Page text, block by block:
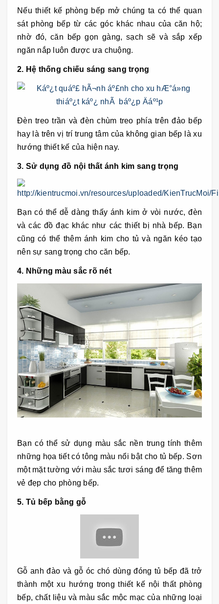
Nếu thiết kế phòng bếp mở chúng ta có thể quan
sát phòng bếp từ các góc khác nhau của căn hộ;
nhờ đó, căn bếp gọn gàng, sạch sẽ và sắp xếp
ngăn nắp luôn được ưa chuộng.
2. Hệ thống chiếu sáng sang trọng
Đèn treo trần và đèn chùm treo phía trên đảo bếp
hay là trên vị trí trung tâm của không gian bếp là xu
hướng thiết kế của hiện nay.
3. Sử dụng đồ nội thất ánh kim sang trọng
Bạn có thể dễ dàng thấy ánh kim ở vòi nước, đèn
và các đồ đạc khác như các thiết bị nhà bếp. Bạn
cũng có thể thêm ánh kim cho tủ và ngăn kéo tạo
nên sự sang trọng cho căn bếp.
4. Những màu sắc rõ nét
Bạn có thể sử dụng màu sắc nền trung tính thêm
những họa tiết có tông màu nổi bật cho tủ bếp. Sơn
một mặt tường với màu sắc tươi sáng để tăng thêm
vẻ đẹp cho phòng bếp.
5. Tủ bếp bằng gỗ
Gỗ anh đào và gỗ óc chó dùng đóng tủ bếp đã trở
thành một xu hướng trong thiết kế nội thất phòng
bếp, chất liệu và màu sắc mộc mạc của những loại